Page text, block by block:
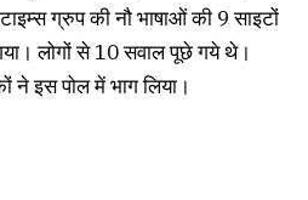
ग्रुप की नौ भाषाओं की 9 साइटों
लोगों से 10 सवाल पूछे गये थे।
इस पोल में भाग लिया।